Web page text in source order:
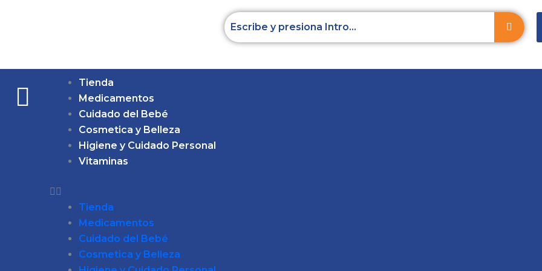
Tienda
Medicamentos
Cuidado del Bebé
Cosmetica y Belleza
Higiene y Cuidado Personal
Vitaminas
Tienda
Medicamentos
Cuidado del Bebé
Cosmetica y Belleza